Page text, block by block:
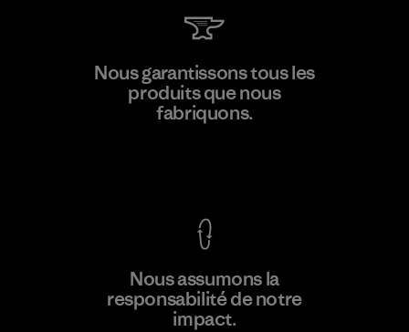
Toray International, Inc.
Material-supplier
Nous garantissons tous les
produits que nous
fabriquons.
Nous assumons la
responsabilité de notre
impact.